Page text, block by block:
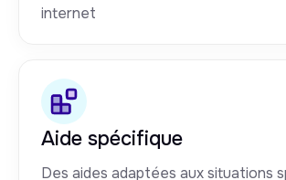
internet
Aide spécifique
Des aides adaptées aux situations